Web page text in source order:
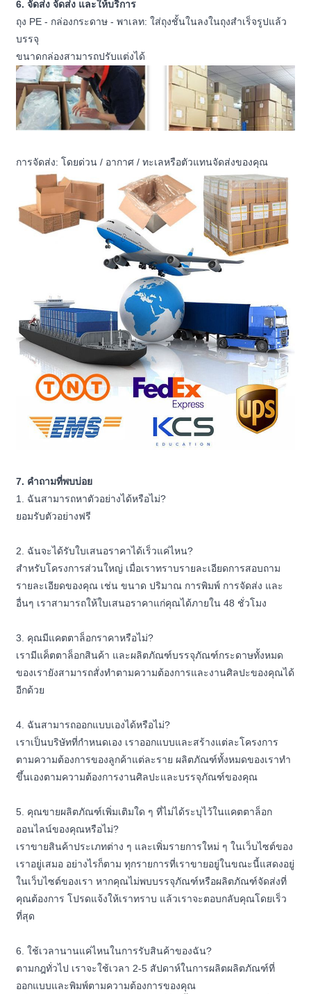
6. จัดส่ง จัดส่ง และให้บริการ
ถุง PE - กล่องกระดาษ - พาเลท: ใส่ถุงชั้นในลงในถุงสำเร็จรูปแล้ว
บรรจุ
ขนาดกล่องสามารถปรับแต่งได้
การจัดส่ง: โดยด่วน / อากาศ / ทะเลหรือตัวแทนจัดส่งของคุณ
7. คำถามที่พบบ่อย
1. ฉันสามารถหาตัวอย่างได้หรือไม่?
ยอมรับตัวอย่างฟรี
2. ฉันจะได้รับใบเสนอราคาได้เร็วแค่ไหน?
สำหรับโครงการส่วนใหญ่ เมื่อเราทราบรายละเอียดการสอบถาม
รายละเอียดของคุณ เช่น ขนาด ปริมาณ การพิมพ์ การจัดส่ง และ
อื่นๆ เราสามารถให้ใบเสนอราคาแก่คุณได้ภายใน 48 ชั่วโมง
3. คุณมีแคตตาล็อกราคาหรือไม่?
เรามีแค็ตตาล็อกสินค้า และผลิตภัณฑ์บรรจุภัณฑ์กระดาษทั้งหมด
ของเรายังสามารถสั่งทำตามความต้องการและงานศิลปะของคุณได้
อีกด้วย
4. ฉันสามารถออกแบบเองได้หรือไม่?
เราเป็นบริษัทที่กำหนดเอง เราออกแบบและสร้างแต่ละโครงการ
ตามความต้องการของลูกค้าแต่ละราย ผลิตภัณฑ์ทั้งหมดของเราทำ
ขึ้นเองตามความต้องการงานศิลปะและบรรจุภัณฑ์ของคุณ
5. คุณขายผลิตภัณฑ์เพิ่มเติมใด ๆ ที่ไม่ได้ระบุไว้ในแคตตาล็อก
ออนไลน์ของคุณหรือไม่?
เราขายสินค้าประเภทต่าง ๆ และเพิ่มรายการใหม่ ๆ ในเว็บไซต์ของ
เราอยู่เสมอ อย่างไรก็ตาม ทุกรายการที่เราขายอยู่ในขณะนี้แสดงอยู่
ในเว็บไซต์ของเรา หากคุณไม่พบบรรจุภัณฑ์หรือผลิตภัณฑ์จัดส่งที่
คุณต้องการ โปรดแจ้งให้เราทราบ แล้วเราจะตอบกลับคุณโดยเร็ว
ที่สุด
6. ใช้เวลานานแค่ไหนในการรับสินค้าของฉัน?
ตามกฎทั่วไป เราจะใช้เวลา 2-5 สัปดาห์ในการผลิตผลิตภัณฑ์ที่
ออกแบบและพิมพ์ตามความต้องการของคุณ